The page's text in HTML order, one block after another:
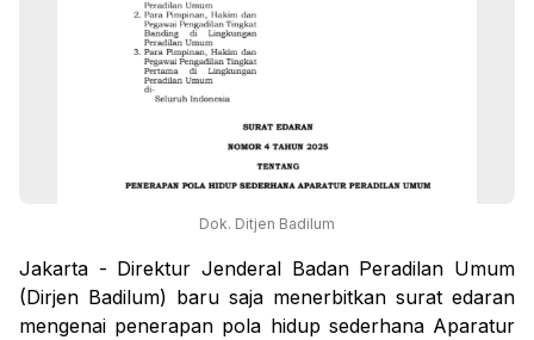
Dok. Ditjen Badilum
Jakarta - Direktur Jenderal Badan Peradilan Umum
(Dirjen Badilum) baru saja menerbitkan surat edaran
mengenai penerapan pola hidup sederhana Aparatur